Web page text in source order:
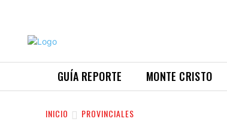
GUÍA REPORTE MONTE CRISTO
INICIO PROVINCIALES